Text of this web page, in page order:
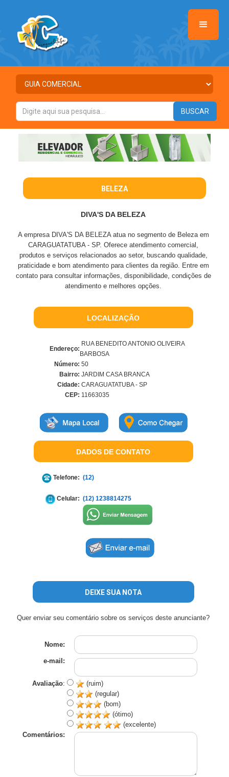
BELEZA
DIVA'S DA BELEZA
A empresa DIVA'S DA BELEZA atua no segmento de Beleza em
CARAGUATATUBA - SP. Oferece atendimento comercial,
produtos e serviços relacionados ao setor, buscando qualidade,
praticidade e bom atendimento para clientes da região. Entre em
contato para consultar informações, disponibilidade, condições de
atendimento e melhores opções.
LOCALIZAÇÃO
Endereço:
RUA BENEDITO ANTONIO OLIVEIRA
BARBOSA
Número: 50
Bairro: JARDIM CASA BRANCA
Cidade: CARAGUATATUBA - SP
CEP: 11663035
DADOS DE CONTATO
Telefone: (12)
Celular: (12) 1238814275
DEIXE SUA NOTA
Quer enviar seu comentário sobre os serviços deste anunciante?
Nome:
e-mail:
Avaliação:
(ruim)
(regular)
(bom)
(ótimo)
(excelente)
Comentários: